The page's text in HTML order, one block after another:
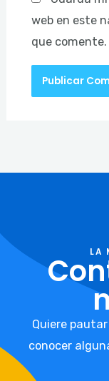
web en este
que comente.
LA
Quiere
conocer